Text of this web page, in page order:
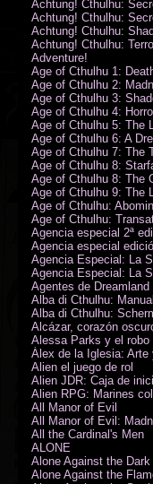
Achtung! Cthulhu:
Achtung! Cthulhu:
Achtung! Cthulhu:
Achtung! Cthulhu:
Adventure!
Age of Cthulhu 1:
Age of Cthulhu 2:
Age of Cthulhu 3:
Age of Cthulhu 4:
Age of Cthulhu 5: The
Age of Cthulhu 6: A
Age of Cthulhu 7: The
Age of Cthulhu 8:
Age of Cthulhu 8: The
Age of Cthulhu 9: The
Age of Cthulhu:
Age of Cthulhu:
Agencia especial 2ª
Agencia especial
Agencia Especial: La
Agencia Especial: La
Agentes de Dreamland
Alba di Cthulhu:
Alba di Cthulhu:
Alcázar, corazón
Alessa Parks y el robo
Álex de la Iglesia: Arte
Alien el juego de rol
Alien JDR: Caja de
Alien RPG: Marines
All Manor of Evil
All Manor of Evil:
All the Cardinal's Men
ALONE
Alone Against the Dark
Alone Against the